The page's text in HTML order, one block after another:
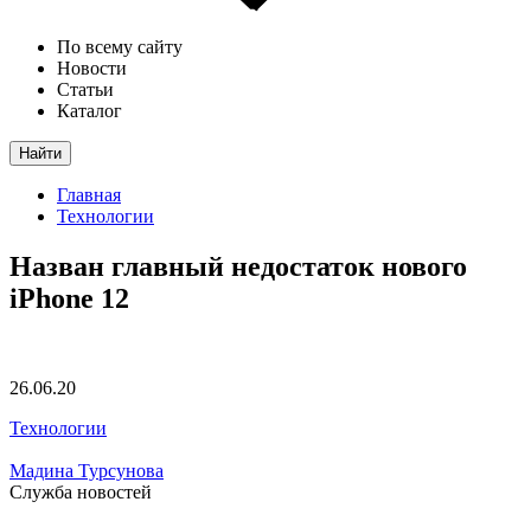
По всему сайту
Новости
Статьи
Каталог
Найти
Главная
Технологии
Назван главный недостаток нового
iPhone 12
26.06.20
Технологии
Мадина Турсунова
Служба новостей